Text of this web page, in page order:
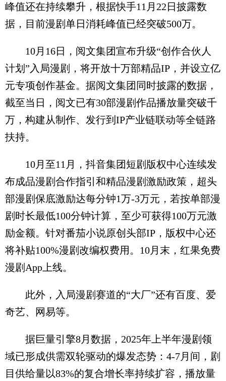
峰值还在持续攀升，根据快手11月22日披露数
据，目前漫剧单日消耗峰值已经突破500万。
10月16日，阅文集团宣布升级“创作合伙人
计划”入局漫剧，将开放十万部精品IP，并设立亿
元专项创作基金。据阅文集团同时披露的数据，
截至当日，阅文已有30部漫剧作品播放量突破千
万，构建从制作、发行到IP产业链联动等全链路
扶持。
10月至11月，抖音集团短剧版权中心连续发
布成品漫剧合作指引和精品漫剧激励政策，超头
部漫剧保底激励达每分钟1万-3万元，若按单部漫
剧时长最低100分钟计算，至少可获得100万元激
励金额。针对番茄小说原创头部IP，版权中心还
将补贴100%漫剧改编权费用。10月末，红果免费
漫剧App上线。
此外，入局漫剧赛道的“大厂”还有百度、爱
奇艺、网易等。
据巨量引擎8月数据，2025年上半年漫剧领
域已形成供需双轮驱动的爆发态势：4-7月间，剧
目供给量以83%的复合增长率持续扩容，播放量